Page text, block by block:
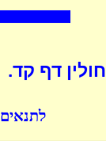
חולין דף קד.